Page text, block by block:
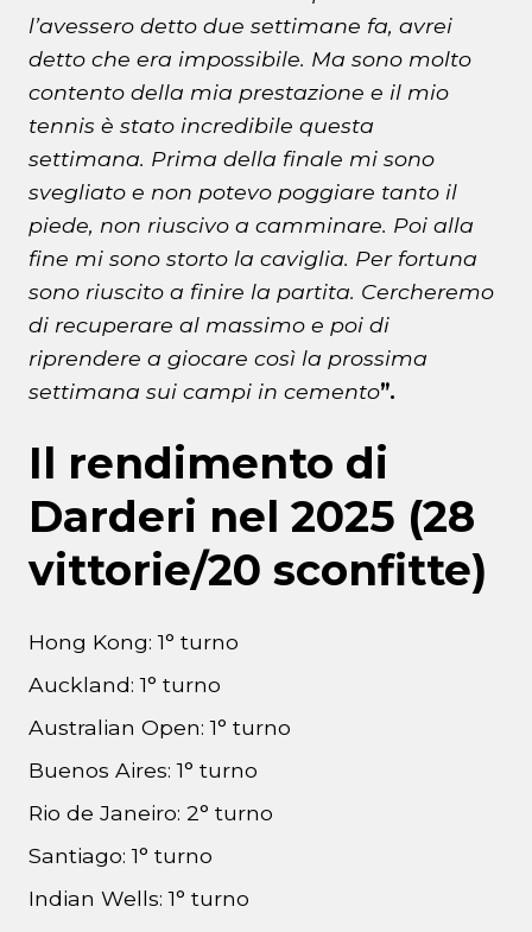
l’avessero detto due settimane fa, avrei
detto che era impossibile. Ma sono molto
contento della mia prestazione e il mio
tennis è stato incredibile questa
settimana. Prima della finale mi sono
svegliato e non potevo poggiare tanto il
piede, non riuscivo a camminare. Poi alla
fine mi sono storto la caviglia. Per fortuna
sono riuscito a finire la partita. Cercheremo
di recuperare al massimo e poi di
riprendere a giocare così la prossima
settimana sui campi in cemento”.
Il rendimento di
Darderi nel 2025 (28
vittorie/20 sconfitte)
Hong Kong: 1° turno
Auckland: 1° turno
Australian Open: 1° turno
Buenos Aires: 1° turno
Rio de Janeiro: 2° turno
Santiago: 1° turno
Indian Wells: 1° turno